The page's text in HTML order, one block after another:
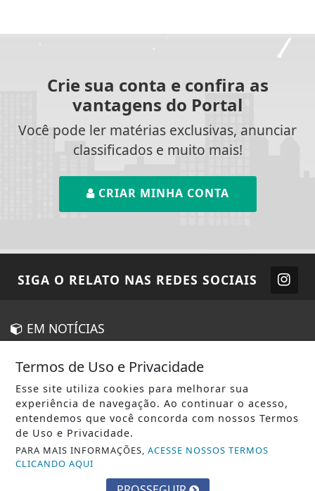
Crie sua conta e confira as
vantagens do Portal
Você pode ler matérias exclusivas, anunciar
classificados e muito mais!
CRIAR MINHA CONTA
SIGA O RELATO NAS REDES SOCIAIS
EM NOTÍCIAS
ECONOMIA
EDUCAÇÃO
ENTRETENIMENTO
ESTADO DE SÃO PAULO
Termos de Uso e Privacidade
Esse site utiliza cookies para melhorar sua
experiência de navegação. Ao continuar o acesso,
entendemos que você concorda com nossos Termos
de Uso e Privacidade.
PARA MAIS INFORMAÇÕES,ACESSE NOSSOS TERMOS
CLICANDO AQUI